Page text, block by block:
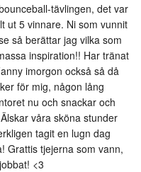
tävlingen, det var
ut 5 vinnare. Ni som vunnit
så berättar jag vilka som
inspiration!! Har tränat
imorgon också så då
för mig, någon lång
nu och snackar och
våra sköna stunder
tagit en lugn dag
Grattis tjejerna som vann,
<3